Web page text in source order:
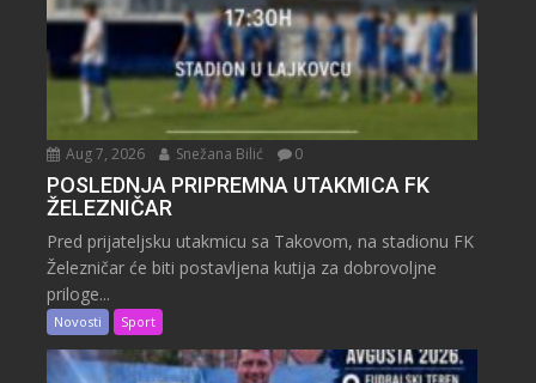
Aug 7, 2026 Snežana Bilić 0
POSLEDNJA PRIPREMNA UTAKMICA FK
ŽELEZNIČAR
Pred prijateljsku utakmicu sa Takovom, na stadionu FK
Železničar će biti postavljena kutija za dobrovoljne
priloge...
Novosti Sport